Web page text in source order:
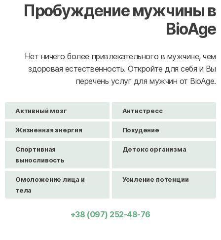
Пробуждение мужчины в
BioAge
Нет ничего более привлекательного в мужчине, чем
здоровая естественность. Откройте для себя и Вы
перечень услуг для мужчин от BioAge.
Активный мозг Антистресс
Жизненная энергия Похудение
Спортивная
выносливость
Детокс организма
Омоложение лица и
тела
Усиление потенции
+38 (097) 252-48-76